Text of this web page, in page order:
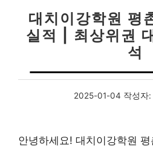
대치이강학원 평
실적 | 최상위권
석
2025-01-04 작성자:
안녕하세요! 대치이강학원